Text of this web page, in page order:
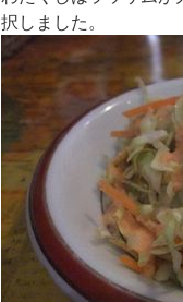
択しました。